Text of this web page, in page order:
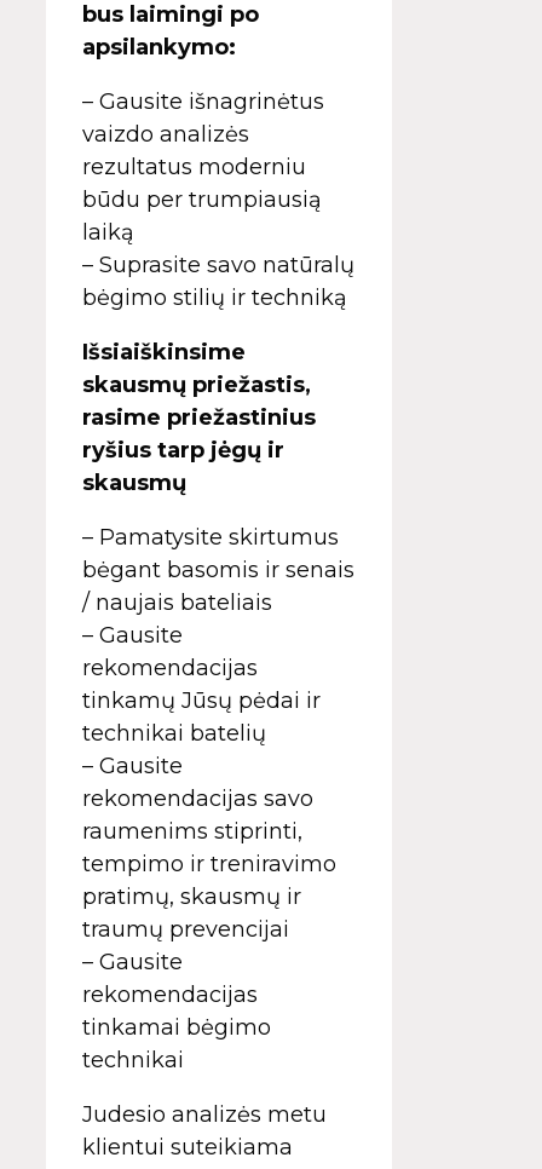
bus laimingi po
apsilankymo:
– Gausite išnagrinėtus
vaizdo analizės
rezultatus moderniu
būdu per trumpiausią
laiką
– Suprasite savo natūralų
bėgimo stilių ir techniką
Išsiaiškinsime
skausmų priežastis,
rasime priežastinius
ryšius tarp jėgų ir
skausmų
– Pamatysite skirtumus
bėgant basomis ir senais
/ naujais bateliais
– Gausite
rekomendacijas
tinkamų Jūsų pėdai ir
technikai batelių
– Gausite
rekomendacijas savo
raumenims stiprinti,
tempimo ir treniravimo
pratimų, skausmų ir
traumų prevencijai
– Gausite
rekomendacijas
tinkamai bėgimo
technikai
Judesio analizės metu
klientui suteikiama